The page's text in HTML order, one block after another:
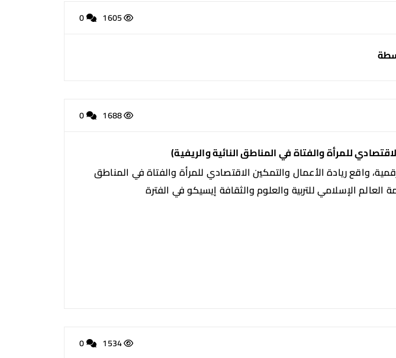
1605
1688
للمرأة والفتاة في المناطق النائية والريفية)
واقع ريادة الأعمال والتمكين الاقتصادي للمرأة والفتاة في المناطق
العالم الإسلامي للتربية والعلوم والثقافة إيسيكو في الفترة
1534